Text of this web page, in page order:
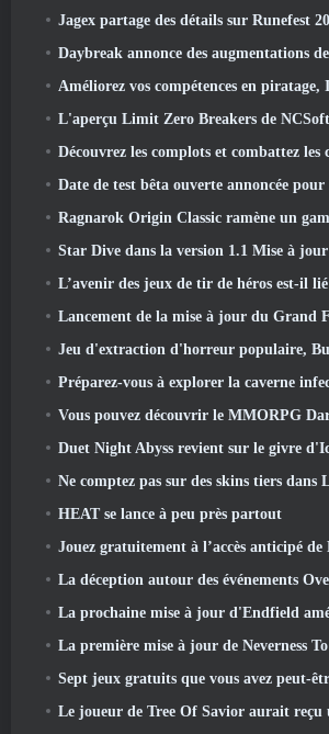
Jagex partage des détails sur Runefest 2026, Une partie de la célébration du
Daybreak annonce des augmentations de prix pour l’adhésion VIP au
Améliorez vos compétences en piratage, Il est temps d’explorer
L'aperçu Limit Zero Breakers de NCSoft donne une idée de ce à quoi
Découvrez les complots et combattez les chats géants pendant votre temps libre dans la
Date de test bêta ouverte annoncée pour le jeu d'extraction Dark
Ragnarok Origin Classic ramène un gameplay MMORPG équitable et
Star Dive dans la version 1.1 Mise à jour
L’avenir des jeux de tir de héros est-il lié au modèle
Lancement de la mise à jour du Grand Festival de Raven2, avec
Jeu d'extraction d'horreur populaire, Busters de tombes,
Préparez-vous à explorer la caverne infectée dans la
Vous pouvez découvrir le MMORPG Dark Fantasy de Nexon Embers Of The
Duet Night Abyss revient sur le givre d'Icelake dans sa
Ne comptez pas sur des skins tiers dans
HEAT se lance à peu près partout
Jouez gratuitement à l’accès anticipé de Path of
La déception autour des événements Overwatch
La prochaine mise à jour d'Endfield améliorera
La première mise à jour de Neverness To Everness
Sept jeux gratuits que vous avez peut-être manqués et qui font
Le joueur de Tree Of Savior aurait reçu un prix spécial pour avoir